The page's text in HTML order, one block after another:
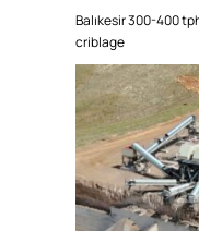
Balıkesir 300-400
criblage